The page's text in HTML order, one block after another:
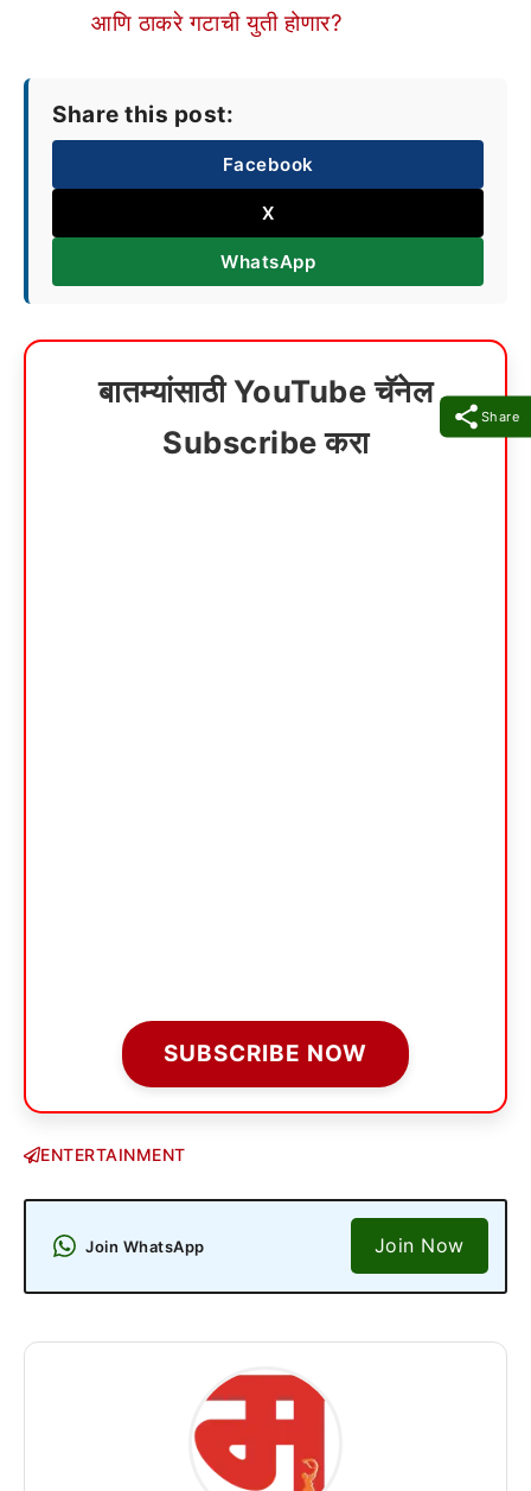
Share
आणि ठाकरे गटाची युती होणार?
Share this post:
Facebook
X
WhatsApp
बातम्यांसाठी YouTube चॅनेल
Subscribe करा
SUBSCRIBE NOW
ENTERTAINMENT
Join WhatsApp Join Now